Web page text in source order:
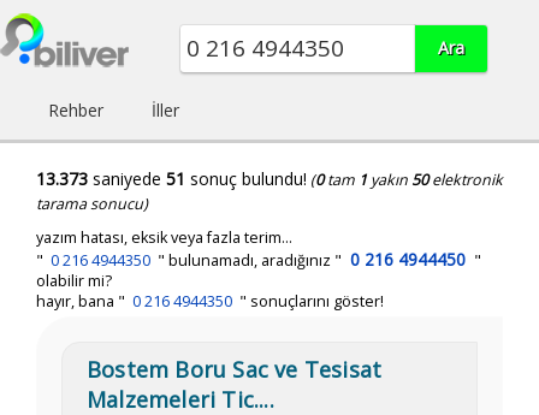
Rehber İller
13.373 saniyede 51 sonuç bulundu! (0tam 1 yakın 50elektronik
tarama sonucu)
yazım hatası, eksik veya fazla terim...
" 0 216 4944350 " bulunamadı, aradığınız " 0 216 4944450 "
olabilir mi?
hayır, bana " 0 216 4944350 " sonuçlarını göster!
Bostem Boru Sac ve Tesisat
Malzemeleri Tic....